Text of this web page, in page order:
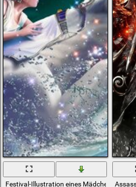
Festival-Illustration eines Mädchens sitzt